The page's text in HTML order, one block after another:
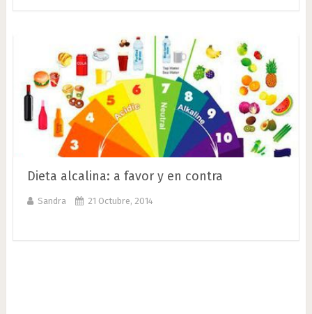
Dieta alcalina: a favor y en contra
Sandra 21 Octubre, 2014